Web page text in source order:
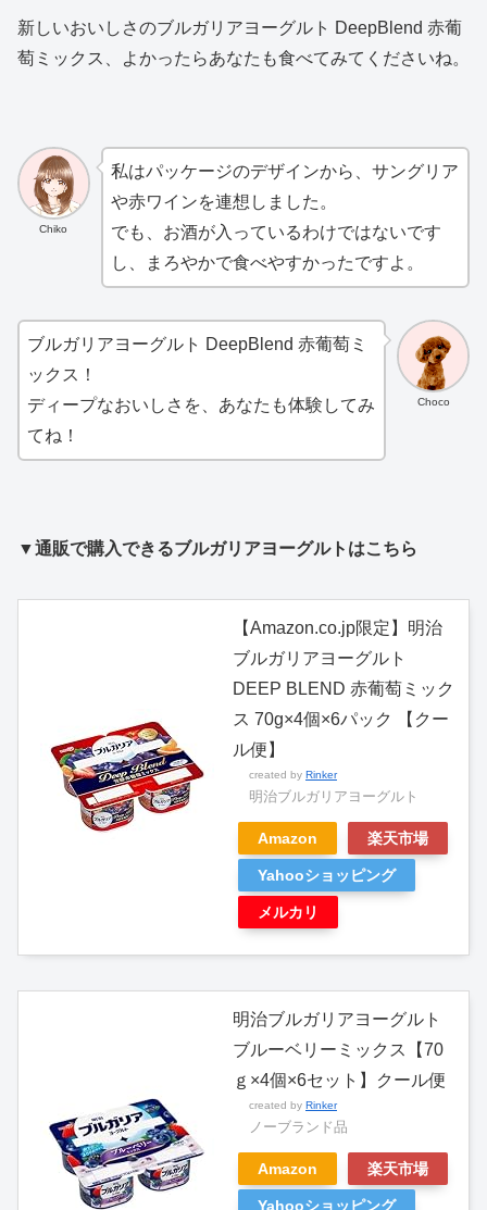
新しいおいしさのブルガリアヨーグルト DeepBlend 赤葡
萄ミックス、よかったらあなたも食べてみてくださいね。
Chiko
私はパッケージのデザインから、サングリア
や赤ワインを連想しました。
でも、お酒が入っているわけではないです
し、まろやかで食べやすかったですよ。
Choco
ブルガリアヨーグルト DeepBlend 赤葡萄ミ
ックス！
ディープなおいしさを、あなたも体験してみ
てね！
▼通販で購入できるブルガリアヨーグルトはこちら
【Amazon.co.jp限定】明治
ブルガリアヨーグルト
DEEP BLEND 赤葡萄ミック
ス 70g×4個×6パック 【クー
ル便】
created by Rinker
明治ブルガリアヨーグルト
Amazon 楽天市場
Yahooショッピング
メルカリ
明治ブルガリアヨーグルト
ブルーベリーミックス【70
ｇ×4個×6セット】クール便
created by Rinker
ノーブランド品
Amazon 楽天市場
Yahooショッピング